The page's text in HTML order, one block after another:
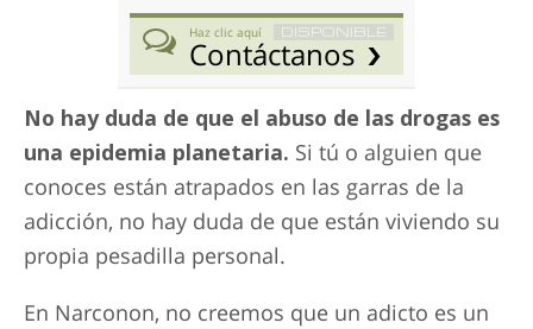
DISPONIBLE
Haz clic aquí
Contáctanos
No hay duda de que el abuso de las drogas es
una epidemia planetaria. Si tú o alguien que
conoces están atrapados en las garras de la
adicción, no hay duda de que están viviendo su
propia pesadilla personal.
En Narconon, no creemos que un adicto es un